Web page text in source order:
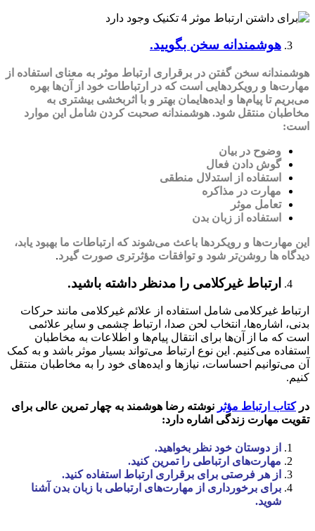
هوشمندانه سخن بگویید.
هوشمندانه سخن گفتن در برقراری ارتباط موثر به معنای استفاده از
مهارت‌ها و رویکردهایی است که در ارتباطات خود از آن‌ها بهره
می‌بریم تا پیام‌ها و ایده‌هایمان بهتر و با اثربخشی بیشتری به
مخاطبان منتقل شود. هوشمندانه صحبت کردن شامل این موارد
است:
وضوح در بیان
گوش دادن فعال
استفاده از استدلال منطقی
مهارت در مذاکره
تعامل موثر
استفاده از زبان بدن
این مهارت‌ها و رویکردها باعث می‌شوند که ارتباطات ما بهبود یابد،
دیدگاه ‌ها روشن‌تر شود و توافقات مؤثرتری صورت گیرد.
ارتباط غیرکلامی را مدنظر داشته باشید.
ارتباط غیرکلامی شامل استفاده از علائم غیرکلامی مانند حرکات
بدنی، اشاره‌ها، انتخاب لحن صدا، ارتباط چشمی و سایر علائمی
است که ما از آن‌ها برای انتقال پیام‌ها و اطلاعات به مخاطبان
استفاده می‌کنیم. این نوع ارتباط می‌تواند بسیار موثر باشد و به کمک
آن می‌توانیم احساسات، نیازها و ایده‌های خود را به مخاطبان منتقل
کنیم.
درکتاب ارتباط مؤثر نوشته رضا هوشمند به چهار تمرین عالی برای
تقویت مهارت زندگی اشاره دارد:
از دوستان خود نظر بخواهید.
مهارت‌های ارتباطی را تمرین کنید.
از هر فرصتی برای برقراری ارتباط استفاده کنید.
برای برخورداری از مهارت‌های ارتباطی با زبان بدن آشنا
شوید.